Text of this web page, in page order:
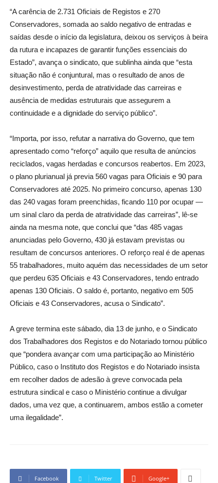
“A carência de 2.731 Oficiais de Registos e 270
Conservadores, somada ao saldo negativo de entradas e
saídas desde o início da legislatura, deixou os serviços à beira
da rutura e incapazes de garantir funções essenciais do
Estado”, avança o sindicato, que sublinha ainda que “esta
situação não é conjuntural, mas o resultado de anos de
desinvestimento, perda de atratividade das carreiras e
ausência de medidas estruturais que assegurem a
continuidade e a dignidade do serviço público”.
“Importa, por isso, refutar a narrativa do Governo, que tem
apresentado como “reforço” aquilo que resulta de anúncios
reciclados, vagas herdadas e concursos reabertos. Em 2023,
o plano plurianual já previa 560 vagas para Oficiais e 90 para
Conservadores até 2025. No primeiro concurso, apenas 130
das 240 vagas foram preenchidas, ficando 110 por ocupar —
um sinal claro da perda de atratividade das carreiras”, lê-se
ainda na mesma note, que conclui que “das 485 vagas
anunciadas pelo Governo, 430 já estavam previstas ou
resultam de concursos anteriores. O reforço real é de apenas
55 trabalhadores, muito aquém das necessidades de um setor
que perdeu 635 Oficiais e 43 Conservadores, tendo entrado
apenas 130 Oficiais. O saldo é, portanto, negativo em 505
Oficiais e 43 Conservadores, acusa o Sindicato”.
A greve termina este sábado, dia 13 de junho, e o Sindicato
dos Trabalhadores dos Registos e do Notariado tornou público
que “pondera avançar com uma participação ao Ministério
Público, caso o Instituto dos Registos e do Notariado insista
em recolher dados de adesão à greve convocada pela
estrutura sindical e caso o Ministério continue a divulgar
dados, uma vez que, a continuarem, ambos estão a cometer
uma ilegalidade”.
Facebook Twitter Google+